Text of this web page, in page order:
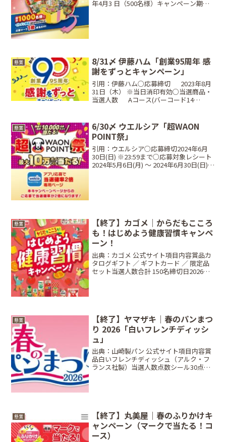
年4月3 日（500名様）キャンペーン期間
懸賞
8/31〆 伊藤ハム「創業95周年 感
謝をずっとキャンペーン」
引用：伊藤ハム○応募締切⠀⠀2023年8月
31日（木） ※当日消印有効○当選商品・
当選人数⠀⠀Aコース(バーコード14
ド7枚) ⠀USJ 1デイ・スタジオ...
懸賞
6/30〆 ウエルシア「超WAON
POINT祭」
引用：ウエルシア○応募締切2024年6月
30日(日) ※23:59まで○応募対象レシート
2024年5月6日(月) 〜 2024年6月30日(日)◯
懸賞
【終了】カゴメ｜からだもこころ
も！はじめよう健康習慣キャンペ
ーン！
出典：カゴメ 公式サイト項目内容賞品カ
タログギフト ／ ギフトカード ／ 限定品
セット当選人数合計 150名締切日2026年2
懸賞
【終了】ヤマザキ｜春のパンまつ
り 2026「白いフレンチディッシ
ュ」
出典：山崎製パン 公式サイト項目内容賞
品白いフレンチディッシュ（アルク・フ
ランス社製）当選人数点数シール30点で
懸賞
【終了】丸美屋｜春のふりかけキ
ャンペーン（マークで当たる！コ
ース）